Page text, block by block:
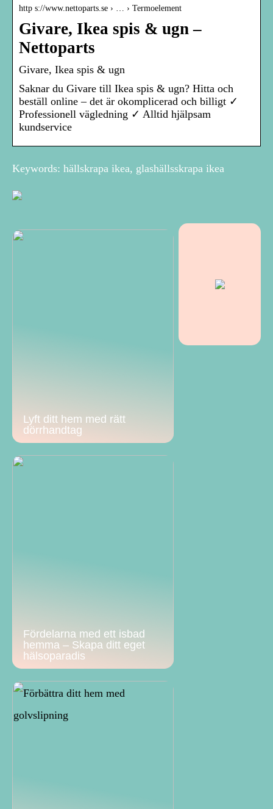
http s://www.nettoparts.se › … › Termoelement
Givare, Ikea spis & ugn –
Nettoparts
Givare, Ikea spis & ugn
Saknar du Givare till Ikea spis & ugn? Hitta och
beställ online – det är okomplicerad och billigt ✓
Professionell vägledning ✓ Alltid hjälpsam
kundservice
Keywords: hällskrapa ikea, glashällsskrapa ikea
Lyft ditt hem med rätt
dörrhandtag
Fördelarna med ett isbad
hemma – Skapa ditt eget
hälsoparadis